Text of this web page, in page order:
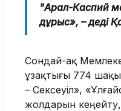
"Арал-Каспий
дұрыс», – деді
Сондай-ақ
ұзақтығы 774
– Сексеуіл»,
жолдарын кеңейту,